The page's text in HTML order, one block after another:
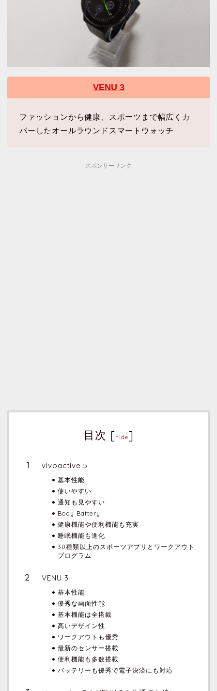
VENU 3
ファッションから健康、スポーツまで幅広くカ
バーしたオールラウンドスマートウォッチ
スポンサーリンク
目次 [hide]
vivoactive 5
基本性能
使いやすい
通知も見やすい
Body Battery
健康機能や便利機能も充実
睡眠機能も進化
30種類以上のスポーツアプリとワークアウト
プログラム
VENU 3
基本性能
優秀な画面性能
基本機能は全搭載
高いデザイン性
ワークアウトも優秀
最新のセンサー搭載
便利機能も多数搭載
バッテリーも優秀で電子決済にも対応